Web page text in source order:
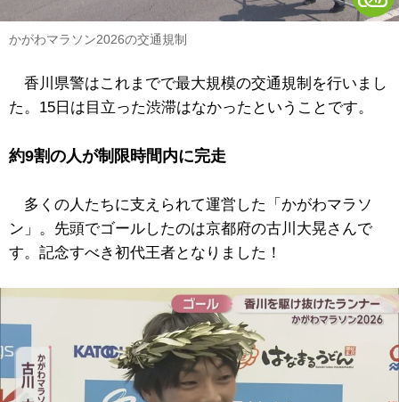
かがわマラソン2026の交通規制
香川県警はこれまでで最大規模の交通規制を行いまし
た。15日は目立った渋滞はなかったということです。
約9割の人が制限時間内に完走
多くの人たちに支えられて運営した「かがわマラソ
ン」。先頭でゴールしたのは京都府の古川大晃さんで
す。記念すべき初代王者となりました！